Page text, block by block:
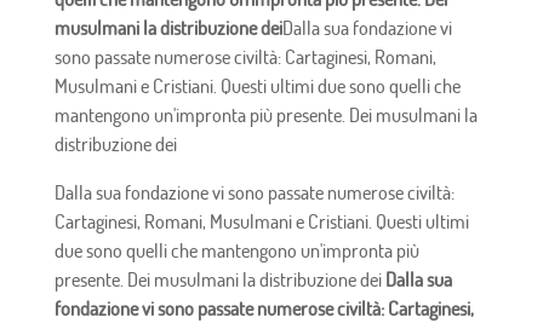
musulmani la distribuzione deiDalla sua fondazione vi
sono passate numerose civiltà: Cartaginesi, Romani,
Musulmani e Cristiani. Questi ultimi due sono quelli che
mantengono un'impronta più presente. Dei musulmani la
distribuzione dei
Dalla sua fondazione vi sono passate numerose civiltà:
Cartaginesi, Romani, Musulmani e Cristiani. Questi ultimi
due sono quelli che mantengono un'impronta più
presente. Dei musulmani la distribuzione dei Dalla sua
fondazione vi sono passate numerose civiltà: Cartaginesi,